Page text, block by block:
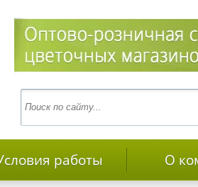
работы О